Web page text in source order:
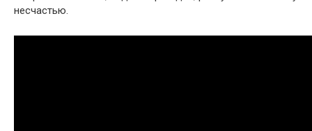
несчастью.